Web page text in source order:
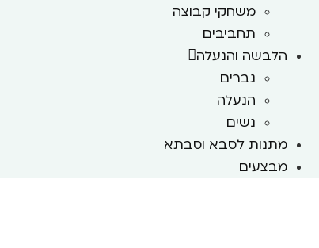
משחקי קבוצה
תחביבים
הלבשה והנעלה
גברים
הנעלה
נשים
מתנות לסבא וסבתא
מבצעים